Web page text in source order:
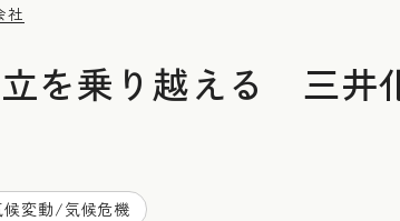
社
立を乗り越える 三井
候変動/気候危機